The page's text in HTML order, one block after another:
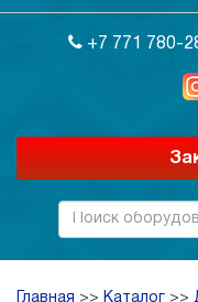
+7 771 780-
Главная >> Каталог >>